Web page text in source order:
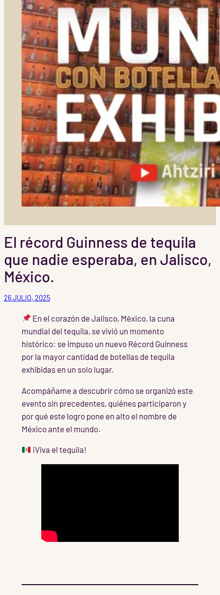
El récord Guinness de tequila
que nadie esperaba, en Jalisco,
México.
26 JULIO, 2025
En el corazón de Jalisco, México, la cuna
mundial del tequila, se vivió un momento
histórico: se impuso un nuevo Récord Guinness
por la mayor cantidad de botellas de tequila
exhibidas en un solo lugar.
Acompáñame a descubrir cómo se organizó este
evento sin precedentes, quiénes participaron y
por qué este logro pone en alto el nombre de
México ante el mundo.
¡Viva el tequila!